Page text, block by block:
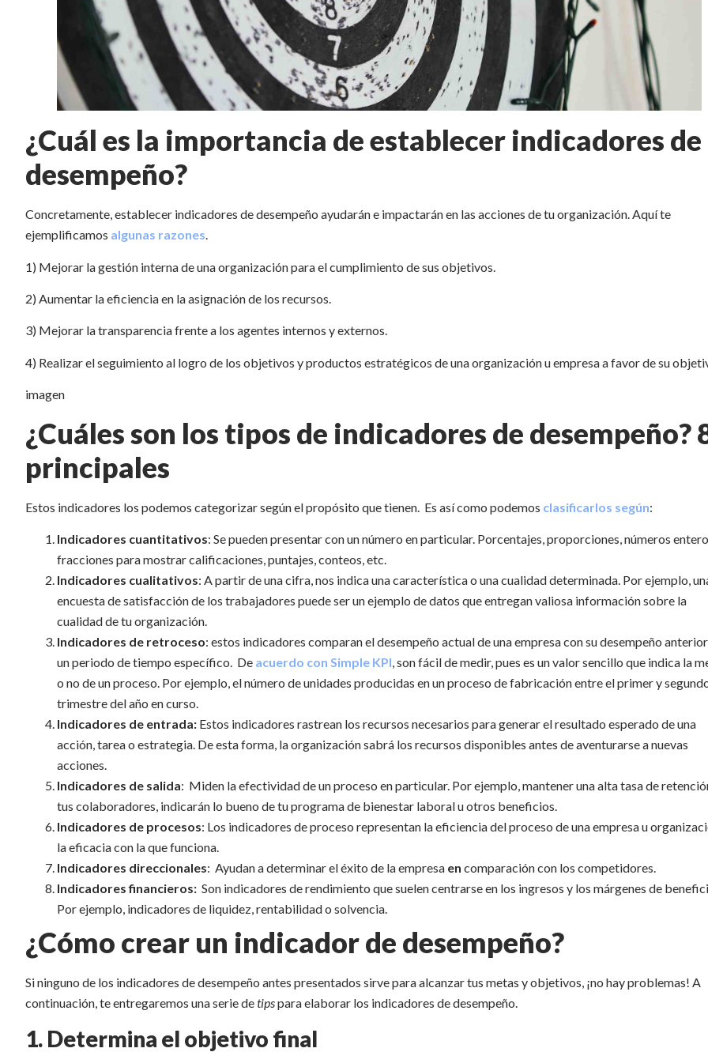
¿Cuál es la importancia de establecer indicadores de
desempeño?
Concretamente, establecer indicadores de desempeño ayudarán e impactarán en las acciones de tu organización. Aquí te
ejemplificamos algunas razones.
1) Mejorar la gestión interna de una organización para el cumplimiento de sus objetivos.
2) Aumentar la eficiencia en la asignación de los recursos.
3) Mejorar la transparencia frente a los agentes internos y externos.
4) Realizar el seguimiento al logro de los objetivos y productos estratégicos de una organización u empresa a favor de su
imagen
¿Cuáles son los tipos de indicadores de desempeño?
principales
Estos indicadores los podemos categorizar según el propósito que tienen. Es así como podemos clasificarlos según:
Indicadores cuantitativos: Se pueden presentar con un número en particular. Porcentajes, proporciones, números
fracciones para mostrar calificaciones, puntajes, conteos, etc.
Indicadores cualitativos: A partir de una cifra, nos indica una característica o una cualidad determinada. Por ejemplo,
encuesta de satisfacción de los trabajadores puede ser un ejemplo de datos que entregan valiosa información sobre la
cualidad de tu organización.
Indicadores de retroceso: estos indicadores comparan el desempeño actual de una empresa con su desempeño
un periodo de tiempo específico. De acuerdo con Simple KPI, son fácil de medir, pues es un valor sencillo que indica la
o no de un proceso. Por ejemplo, el número de unidades producidas en un proceso de fabricación entre el primer y
trimestre del año en curso.
Indicadores de entrada: Estos indicadores rastrean los recursos necesarios para generar el resultado esperado de una
acción, tarea o estrategia. De esta forma, la organización sabrá los recursos disponibles antes de aventurarse a nuevas
acciones.
Indicadores de salida: Miden la efectividad de un proceso en particular. Por ejemplo, mantener una alta tasa de
tus colaboradores, indicarán lo bueno de tu programa de bienestar laboral u otros beneficios.
Indicadores de procesos: Los indicadores de proceso representan la eficiencia del proceso de una empresa u
la eficacia con la que funciona.
Indicadores direccionales: Ayudan a determinar el éxito de la empresa en comparación con los competidores.
Indicadores financieros: Son indicadores de rendimiento que suelen centrarse en los ingresos y los márgenes de
Por ejemplo, indicadores de liquidez, rentabilidad o solvencia.
¿Cómo crear un indicador de desempeño?
Si ninguno de los indicadores de desempeño antes presentados sirve para alcanzar tus metas y objetivos, ¡no hay problemas! A
continuación, te entregaremos una serie detipspara elaborar los indicadores de desempeño.
1. Determina el objetivo final